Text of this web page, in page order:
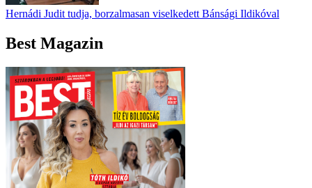
Hernádi Judit tudja, borzalmasan viselkedett Bánsági Ildikóval
Best Magazin